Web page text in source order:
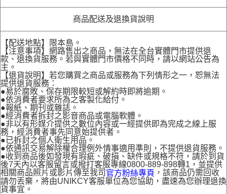
商品配送及退換貨說明
【配送地點】限本島。
【注意事項】網路售出之商品，無法在全台實體門市提供退
款、退換貨服務。若與實體門市價格不同時，請以網站公告為
主。
【退貨說明】若您購買之商品或服務為下列情形之一，恕無法
提供退貨服務：
●易於腐敗、保存期限較短或解約時即將逾期。
●依消費者要求所為之客製化給付。
●報紙、期刊或雜誌。
●經消費者拆封之影音商品或電腦軟體。
●非以有形媒介提供之數位內容或一經提供即為完成之線上服
務，經消費者事先同意始提供者。
●已拆封之個人衛生用品。
●依通訊交易解除權合理例外情事適用準則，不提供退貨服務。
●收到商品後如發現有瑕疵、破損、缺件或規格不符，請於到貨
後7天內以客服留言或撥打客服專線0800-889-898轉1，並提供
相關商品照片或影片傳至我司 官方粉絲專頁 ，該商品仍需回收
請勿丟棄，將由UNIKCY客服單位為您協助，盡速為您辦理退換
貨事宜。